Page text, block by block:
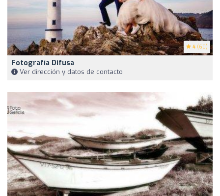
4 (60)
Fotografía Difusa
Ver dirección y datos de contacto